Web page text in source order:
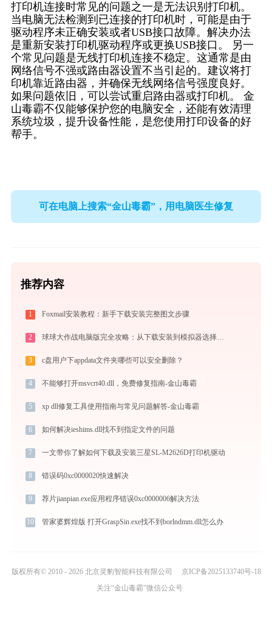
打印机连接时常见的问题之一是无法识别打印机。
当电脑无法检测到已连接的打印机时，可能是由于
驱动程序未正确安装或者USB接口故障。解决办法
是重新安装打印机驱动程序或更换USB接口。 另一
个常见问题是无线打印机连接不稳定。这通常是由
网络信号不强或路由器设置不当引起的。建议将打
印机靠近路由器，并确保无线网络信号强度良好。
如果问题依旧，可以尝试重启路由器或打印机。 金
山毒霸不仅能够保护您的电脑安全，还能有效清理
系统垃圾，提升设备性能，是您使用打印设备的好
帮手。
可在电脑上搜索“金山毒霸”，用电脑医生修复
推荐内容
1 Foxmail安装教程：新手下载安装完整图文步骤
2 球球大作战电脑版完全攻略：从下载安装到模拟器选择，大屏冲分指南
3 c盘用户下appdata文件夹哪些可以安全删除？
4 不能够打开msvcrt40.dll，免费修复指南-金山毒霸
5 xp dll修复工具使用指南与常见问题解答-金山毒霸
6 如何解决ieshims.dll找不到指定文件的问题
7 一文带你了解如何下载及安装三星SL-M2626D打印机驱动
8 错误码0xc0000020快速解决
9 荐片jianpian.exe应用程序错误0xc0000006解决方法
10 管家婆辉煌版 打开GraspSin.exe找不到borlndmm.dll怎么办
版权所有© 2010 - 2026 北京灵豹智能科技有限公司
京ICP备2025133740号-18
关注“金山毒霸”微信公众号